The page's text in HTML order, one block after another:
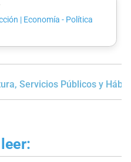
| Economía - Política
Servicios Públicos y